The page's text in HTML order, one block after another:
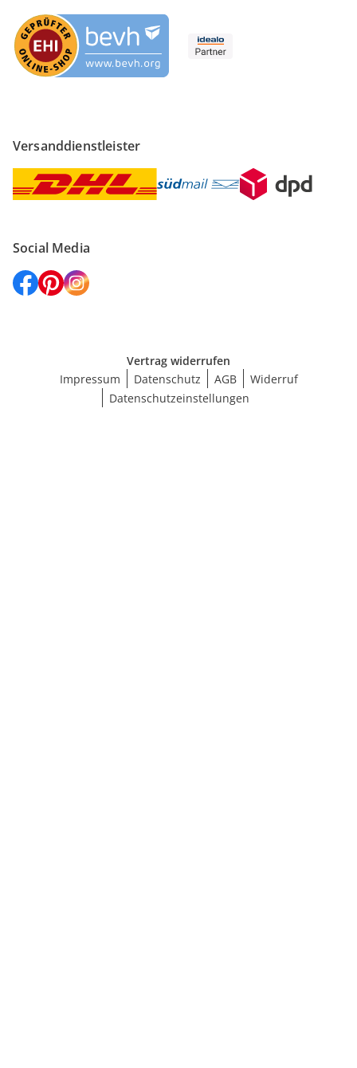
Versanddienstleister
Social Media
Vertrag widerrufen
Impressum
Datenschutz AGB
Widerruf
Datenschutzeinstellungen